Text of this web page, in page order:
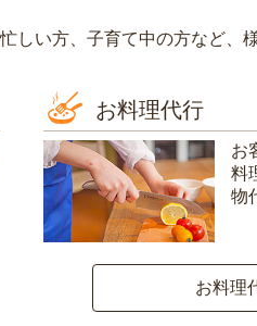
しい方、子育て中の方など、
お料理代行
お
料
物
お料理